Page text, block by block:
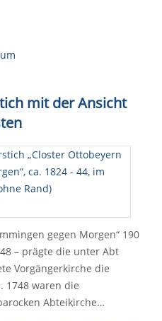
mit der Ansicht
gegen Morgen“ 190
– prägte die unter Abt
Vorgängerkirche die
1748 waren die
Abteikirche…